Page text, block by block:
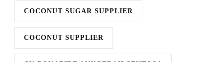
COCONUT SUGAR SUPPLIER
COCONUT SUPPLIER